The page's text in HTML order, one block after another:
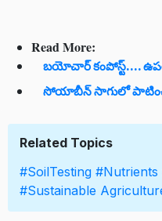
Read More:
బయోచార్ కంపోస్ట్....
సోయాబీన్ సాగులో
Related Topics
#SoilTesting #Nutrients
#Sustainable